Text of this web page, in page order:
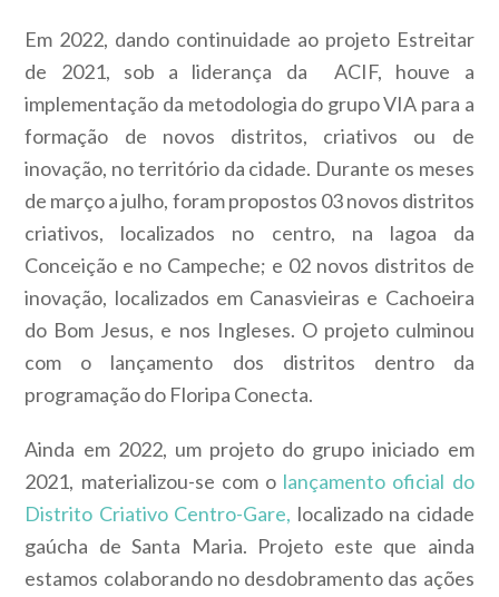
Em 2022, dando continuidade ao projeto Estreitar
de 2021, sob a liderança da ACIF, houve a
implementação da metodologia do grupo VIA para a
formação de novos distritos, criativos ou de
inovação, no território da cidade. Durante os meses
de março a julho, foram propostos 03 novos distritos
criativos, localizados no centro, na lagoa da
Conceição e no Campeche; e 02 novos distritos de
inovação, localizados em Canasvieiras e Cachoeira
do Bom Jesus, e nos Ingleses. O projeto culminou
com o lançamento dos distritos dentro da
programação do Floripa Conecta.
Ainda em 2022, um projeto do grupo iniciado em
2021, materializou-se com o lançamento oficial do
Distrito Criativo Centro-Gare, localizado na cidade
gaúcha de Santa Maria. Projeto este que ainda
estamos colaborando no desdobramento das ações